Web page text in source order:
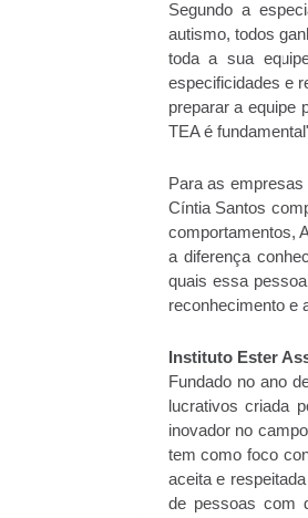
Segundo a
autismo, todos
toda a sua
especificidades e
preparar a equipe
TEA é
Para as
Cíntia Santos
comportamentos,
a diferença
quais essa
reconhecimento e
Instituto Ester
Fundado no ano
lucrativos criada
inovador no
tem como foco
aceita e
de pessoas com